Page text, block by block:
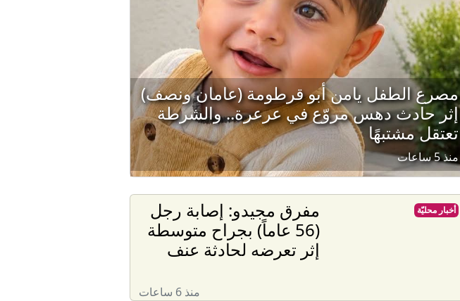
مصرع الطفل يامن أبو قرطومة (عامان ونصف)
إثر حادث دهس مروّع في عرعرة.. والشرطة
تعتقل مشتبهًا
منذ 5 ساعات
مفرق مجيدو: إصابة رجل
(56 عاماً) بجراح متوسطة
إثر تعرضه لحادثة عنف
منذ 6 ساعات
أخبار محليّة